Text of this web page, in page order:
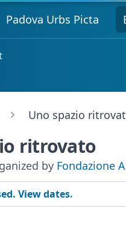
Padova Urbs Picta
Uno spazio
ritrovato
by Fondazione
View dates.